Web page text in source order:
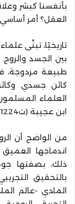
بأنفسنا كبشر
العقل؟ أمر
تاريخيًا، تبنَّى
بين الجسد
طبيعة
كائن جسدي
العلماء
ابن عجيبة (ت1224هـ/1809م) نورانية عالمة
من الواضح أن
اندماجها
ذلك، بصفتها
بالتحقيق
المادي -عالم